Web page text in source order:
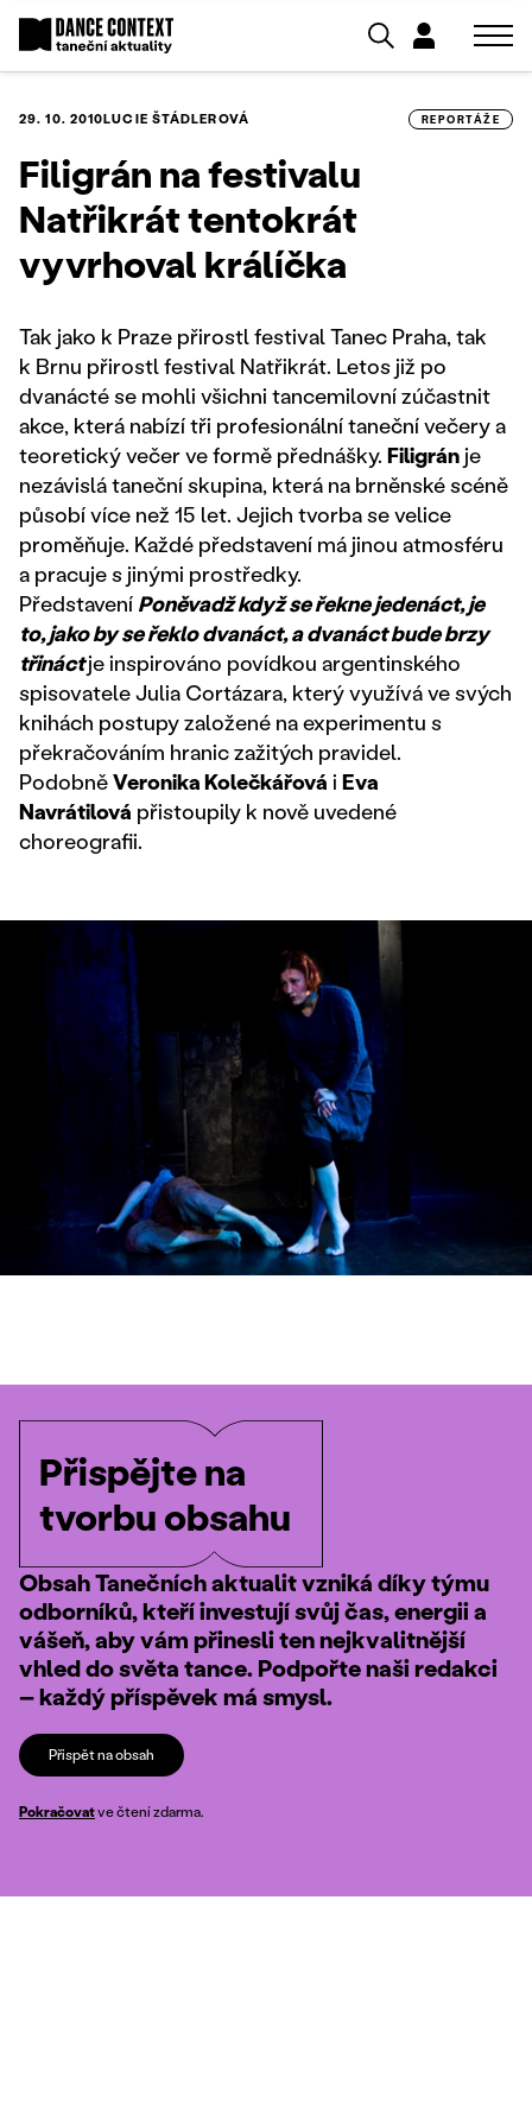
29. 10. 2010LUCIE ŠTÁDLEROVÁ REPORTÁŽE
Filigrán na festivalu
Natřikrát tentokrát
vyvrhoval králíčka
Tak jako k Praze přirostl festival Tanec Praha, tak
k Brnu přirostl festival Natřikrát. Letos již po
dvanácté se mohli všichni tancemilovní zúčastnit
akce, která nabízí tři profesionální taneční večery a
teoretický večer ve formě přednášky. Filigránje
nezávislá taneční skupina, která na brněnské scéně
působí více než 15 let. Jejich tvorba se velice
proměňuje. Každé představení má jinou atmosféru
a pracuje s jinými prostředky.
Představení Poněvadž když se řekne jedenáct, je
to, jako by se řeklo dvanáct, a dvanáct bude brzy
třináctje inspirováno povídkou argentinského
spisovatele Julia Cortázara, který využívá ve svých
knihách postupy založené na experimentu s
překračováním hranic zažitých pravidel.
PodobněVeronika Kolečkářová i Eva
Navrátilová přistoupily k nově uvedené
choreografii.
Přispějte na
tvorbu obsahu
Obsah Tanečních aktualit vzniká díky týmu
odborníků, kteří investují svůj čas, energii a
vášeň, aby vám přinesli ten nejkvalitnější
vhled do světa tance. Podpořte naši redakci
– každý příspěvek má smysl.
Přispět na obsah
Pokračovatve čtení zdarma.